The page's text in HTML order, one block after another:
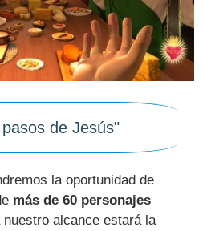
de Jesús"
la oportunidad de
más de 60 personajes
alcance estará la